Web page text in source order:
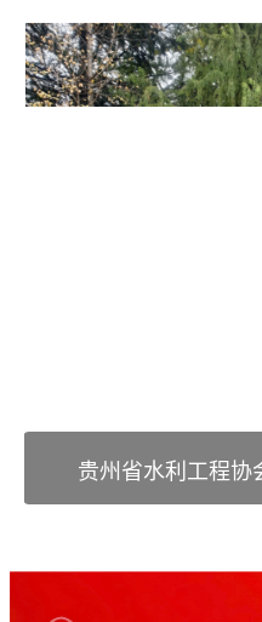
贵州省水利工程